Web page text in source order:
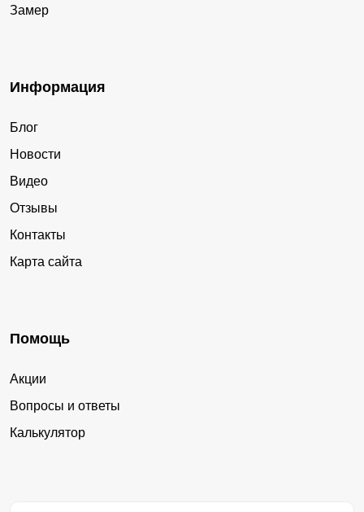
Замер
Информация
Блог
Новости
Видео
Отзывы
Контакты
Карта сайта
Помощь
Акции
Вопросы и ответы
Калькулятор